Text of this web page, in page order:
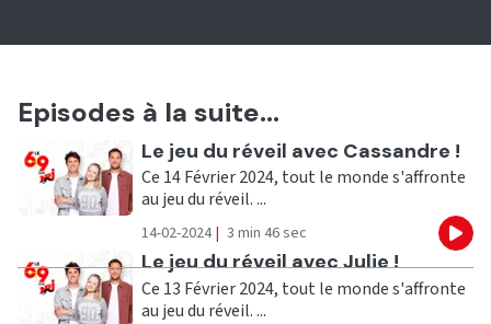
Episodes à la suite...
Ecouter
Le jeu du réveil avec Cassandre !
Ce 14 Février 2024, tout le monde s'affronte
au jeu du réveil. ...
14-02-2024 | 3 min 46 sec
Ecouter
Le jeu du réveil avec Julie !
Ce 13 Février 2024, tout le monde s'affronte
au jeu du réveil. ...